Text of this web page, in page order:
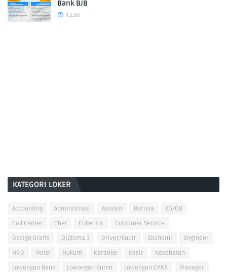
Bank BJB
13.50
KATEGORI LOKER
Accounting Administrasi Asisten Barista
CS/OB
Call Center
Chef Collector
Customer Service
Design Grafis
Diploma 3 Driver/Supir Ekonomi
Engineer
HRD
Hotel Hukum Karaoke Kasir
Kesehatan
Lowongan Bank
Lowongan Bumn Lowongan CPNS
Manager